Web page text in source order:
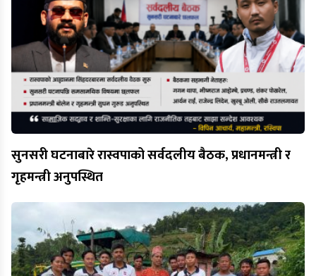
सुनसरी घटनाबारे रास्वपाको सर्वदलीय बैठक, प्रधानमन्त्री र
गृहमन्त्री अनुपस्थित